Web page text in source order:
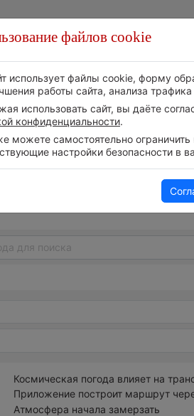
Космическая погода влияет на
Приложение построит маршрут
Атмосфера начала замерзать
файлов cookie
использует файлы cookie, форму
работы сайта, анализа
использовать сайт, вы даёте
конфиденциальности.
можете самостоятельно
настройки безопасности в